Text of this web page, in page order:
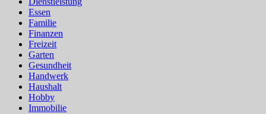
Essen
Familie
Finanzen
Freizeit
Garten
Gesundheit
Handwerk
Haushalt
Hobby
Immobilie